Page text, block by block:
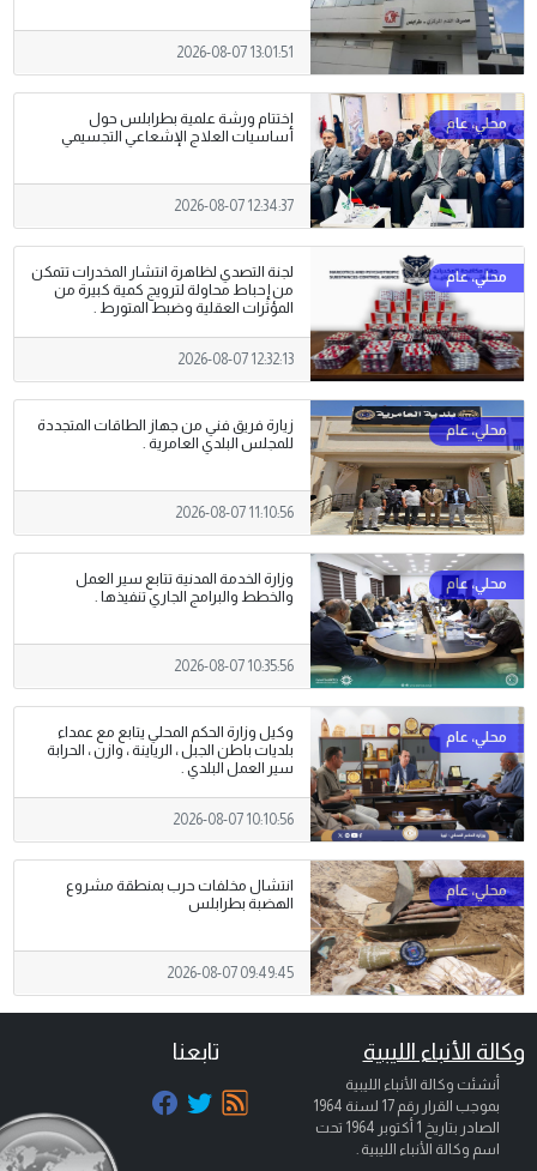
2026-08-07 13:01:51
اختتام ورشة علمية بطرابلس حول
أساسيات العلاج الإشعاعي التجسيمي
2026-08-07 12:34:37
لجنة التصدي لظاهرة انتشار المخدرات تتمكن
من إحباط محاولة لترويج كمية كبيرة من
المؤثرات العقلية وضبط المتورط .
2026-08-07 12:32:13
زيارة فريق فني من جهاز الطاقات المتجددة
للمجلس البلدي العامرية .
2026-08-07 11:10:56
وزارة الخدمة المدنية تتابع سير العمل
والخطط والبرامج الجاري تنفيذها .
2026-08-07 10:35:56
وكيل وزارة الحكم المحلي يتابع مع عمداء
بلديات باطن الجبل ، الرياينة ، وازن ، الحرابة
سير العمل البلدي .
2026-08-07 10:10:56
انتشال مخلفات حرب بمنطقة مشروع
الهضبة بطرابلس
2026-08-07 09:49:45
وكالة الأنباء الليبية
أنشئت وكالة الأنباء الليبية
بموجب القرار رقم 17 لسنة 1964
الصادر بتاريخ 1 أكتوبر 1964
تحت
اسم وكالة الأنباء الليبية .
تابعنا